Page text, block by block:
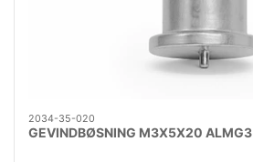
2034-35-020
GEVINDBØSNING M3X5X20 ALMG3